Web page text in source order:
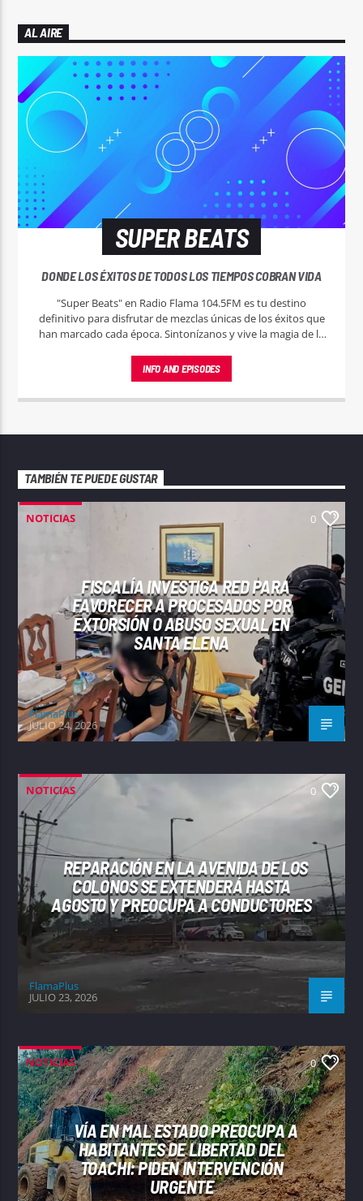
AL AIRE
SUPER BEATS
DONDE LOS ÉXITOS DE TODOS LOS TIEMPOS COBRAN VIDA
"Super Beats" en Radio Flama 104.5FM es tu destino
definitivo para disfrutar de mezclas únicas de los éxitos que
han marcado cada época. Sintonízanos y vive la magia de la
INFO AND EPISODES
TAMBIÉN TE PUEDE GUSTAR
NOTICIAS 0
FISCALÍA INVESTIGA RED PARA
FAVORECER A PROCESADOS POR
EXTORSIÓN O ABUSO SEXUAL EN
SANTA ELENA
FlamaPlus
JULIO 24, 2026
NOTICIAS 0
REPARACIÓN EN LA AVENIDA DE LOS
COLONOS SE EXTENDERÁ HASTA
AGOSTO Y PREOCUPA A CONDUCTORES
FlamaPlus
JULIO 23, 2026
NOTICIAS 0
VÍA EN MAL ESTADO PREOCUPA A
HABITANTES DE LIBERTAD DEL
TOACHI: PIDEN INTERVENCIÓN
URGENTE